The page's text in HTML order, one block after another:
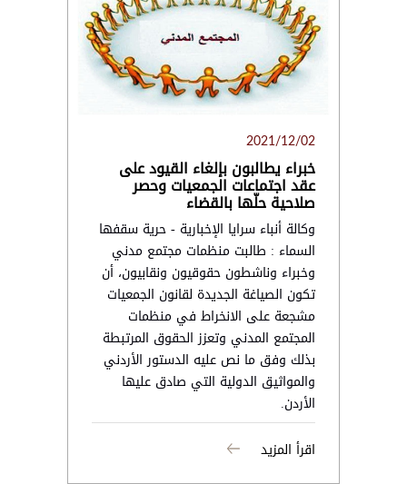
2021/12/02
خبراء يطالبون بإلغاء القيود على
عقد اجتماعات الجمعيات وحصر
صلاحية حلّها بالقضاء
وكالة أنباء سرايا الإخبارية - حرية سقفها
السماء : طالبت منظمات مجتمع مدني
وخبراء وناشطون حقوقيون ونقابيون، أن
تكون الصياغة الجديدة لقانون الجمعيات
مشجعة على الانخراط في منظمات
المجتمع المدني وتعزز الحقوق المرتبطة
بذلك وفق ما نص عليه الدستور الأردني
والمواثيق الدولية التي صادق عليها
الأردن.
اقرأ المزيد